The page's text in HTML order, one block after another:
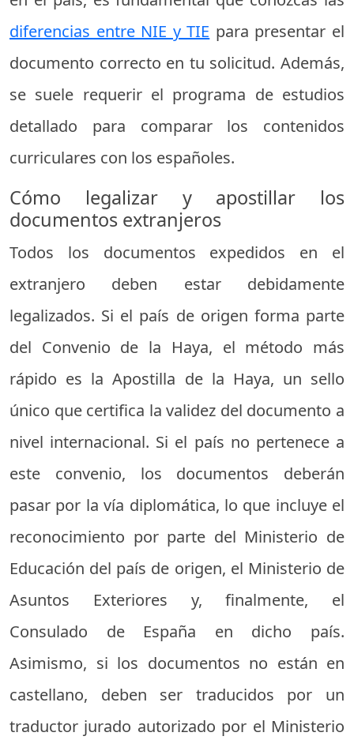
diferencias entre NIE y TIE para presentar el
documento correcto en tu solicitud. Además,
se suele requerir el programa de estudios
detallado para comparar los contenidos
curriculares con los españoles.
Cómo legalizar y apostillar los
documentos extranjeros
Todos los documentos expedidos en el
extranjero deben estar debidamente
legalizados. Si el país de origen forma parte
del Convenio de la Haya, el método más
rápido es la Apostilla de la Haya, un sello
único que certifica la validez del documento a
nivel internacional. Si el país no pertenece a
este convenio, los documentos deberán
pasar por la vía diplomática, lo que incluye el
reconocimiento por parte del Ministerio de
Educación del país de origen, el Ministerio de
Asuntos Exteriores y, finalmente, el
Consulado de España en dicho país.
Asimismo, si los documentos no están en
castellano, deben ser traducidos por un
traductor jurado autorizado por el Ministerio